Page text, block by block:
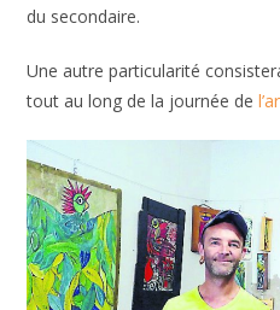
du secondaire.
Une autre particularité
tout au long de la journée de